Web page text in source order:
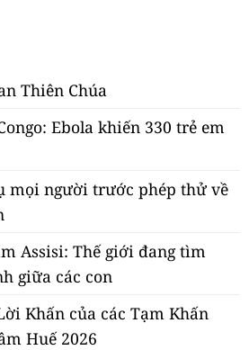
Thiên Chúa
Ebola khiến 330 trẻ em
mọi người trước phép thử về
Assisi: Thế giới đang tìm
giữa các con
Khấn của các Tạm Khấn
Huế 2026